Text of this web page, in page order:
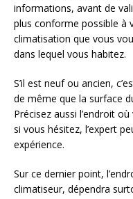
informations, avant de
plus conforme possible à
climatisation que vous
dans lequel vous habitez.
S’il est neuf ou ancien,
de même que la surface
Précisez aussi l’endroit
si vous hésitez, l’expert
expérience.
Sur ce dernier point,
climatiseur, dépendra